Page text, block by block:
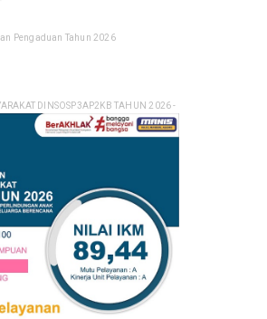
Pengaduan Tahun 2026
DINSOSP3AP2KB TAHUN 2026 -